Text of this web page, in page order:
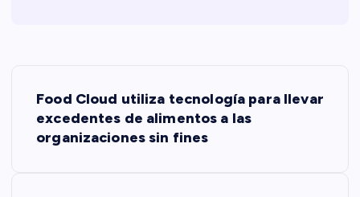
Food Cloud utiliza tecnología para llevar
excedentes de alimentos a las
organizaciones sin fines